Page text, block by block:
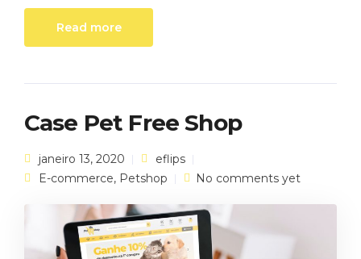
Read more
Case Pet Free Shop
janeiro 13, 2020
eflips
E-commerce, Petshop No comments yet